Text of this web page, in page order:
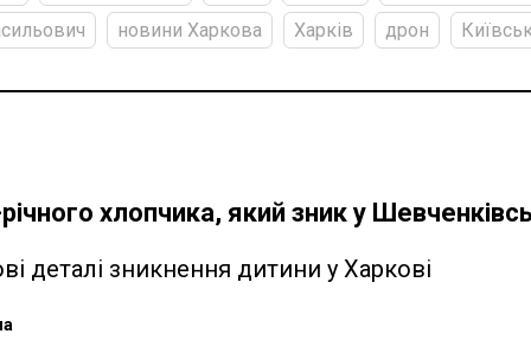
новини Харкова Харків дрон
хлопчика, який зник у
деталі зникнення дитини у Харкові